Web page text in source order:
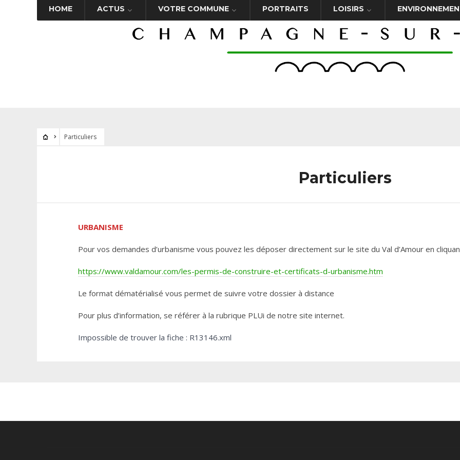
HOME ACTUS VOTRE COMMUNE PORTRAITS LOISIRS
Particuliers
Particuliers
URBANISME
Pour vos demandes d’urbanisme vous pouvez les déposer directement sur le site du Val d’Amour en
https://www.valdamour.com/les-permis-de-construire-et-certificats-d-urbanisme.htm
Le format dématérialisé vous permet de suivre votre dossier à distance
Pour plus d’information, se référer à la rubrique PLUi de notre site internet.
Impossible de trouver la fiche : R13146.xml